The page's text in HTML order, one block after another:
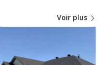
Voir plus